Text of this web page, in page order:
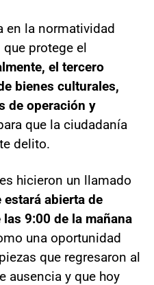
en la normatividad
protege el
el tercero
bienes culturales,
de operación y
que la ciudadanía
delito.
hicieron un llamado
abierta de
9:00 de la mañana
una oportunidad
que regresaron al
ausencia y que hoy